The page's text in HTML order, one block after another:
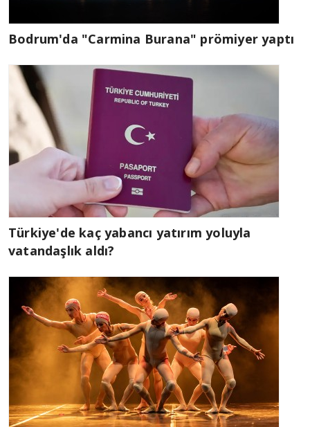
Bodrum'da "Carmina Burana" prömiyer yaptı
Türkiye'de kaç yabancı yatırım yoluyla
vatandaşlık aldı?